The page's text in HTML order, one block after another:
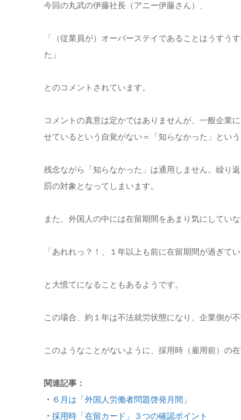
今回の丸武の伊藤社長（アニー伊藤さん）、
「（従業員が）オーバーステイであることはうすう
た」
とのコメントされています。
コメントの真意は定かではありませんが、一般企業
せているという自覚がない＝「知らなかった」という
残念ながら「知らなかった」は通用しません。繰り
罰の対象となってしまいます。
また、外国人の中には在留期間をあまり気にしていな
「あれれっ？！、１年以上も前に在留期間が過ぎてい
と大慌てになることもあるようです。
この場合、約１年は不法就労状態になり、企業側が
このようなことがないように、採用時（雇用前）の
関連記事：
・ ６月は「外国人労働者問題啓発月間」
・ 採用時「在留カード」３つの確認ポイント